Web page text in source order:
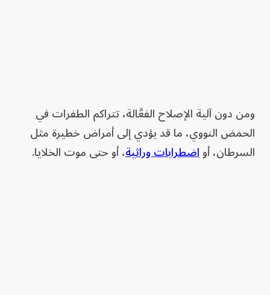
ومن دون آلية الإصلاح الفعَّالة، تتراكم الطفرات في
الحمض النووي، ما قد يؤدي إلى أمراض خطيرة مثل
السرطان، أواضطرابات وراثية، أو حتى موت الخلايا.